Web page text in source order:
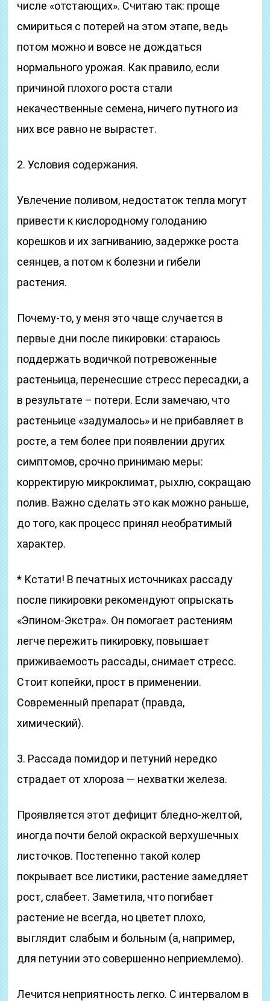
числе «отстающих». Считаю так: проще
смириться с потерей на этом этапе, ведь
потом можно и вовсе не дождаться
нормального урожая. Как правило, если
причиной плохого роста стали
некачественные семена, ничего путного из
них все равно не вырастет.
2. Условия содержания.
Увлечение поливом, недостаток тепла могут
привести к кислородному голоданию
корешков и их загниванию, задержке роста
сеянцев, а потом к болезни и гибели
растения.
Почему-то, у меня это чаще случается в
первые дни после пикировки: стараюсь
поддержать водичкой потревоженные
растеньица, перенесшие стресс пересадки, а
в результате – потери. Если замечаю, что
растеньице «задумалось» и не прибавляет в
росте, а тем более при появлении других
симптомов, срочно принимаю меры:
корректирую микроклимат, рыхлю, сокращаю
полив. Важно сделать это как можно раньше,
до того, как процесс принял необратимый
характер.
* Кстати! В печатных источниках рассаду
после пикировки рекомендуют опрыскать
«Эпином-Экстра». Он помогает растениям
легче пережить пикировку, повышает
приживаемость рассады, снимает стресс.
Стоит копейки, прост в применении.
Современный препарат (правда,
химический).
3. Рассада помидор и петуний нередко
страдает от хлороза — нехватки железа.
Проявляется этот дефицит бледно-желтой,
иногда почти белой окраской верхушечных
листочков. Постепенно такой колер
покрывает все листики, растение замедляет
рост, слабеет. Заметила, что погибает
растение не всегда, но цветет плохо,
выглядит слабым и больным (а, например,
для петунии это совершенно неприемлемо).
Лечится неприятность легко. С интервалом в